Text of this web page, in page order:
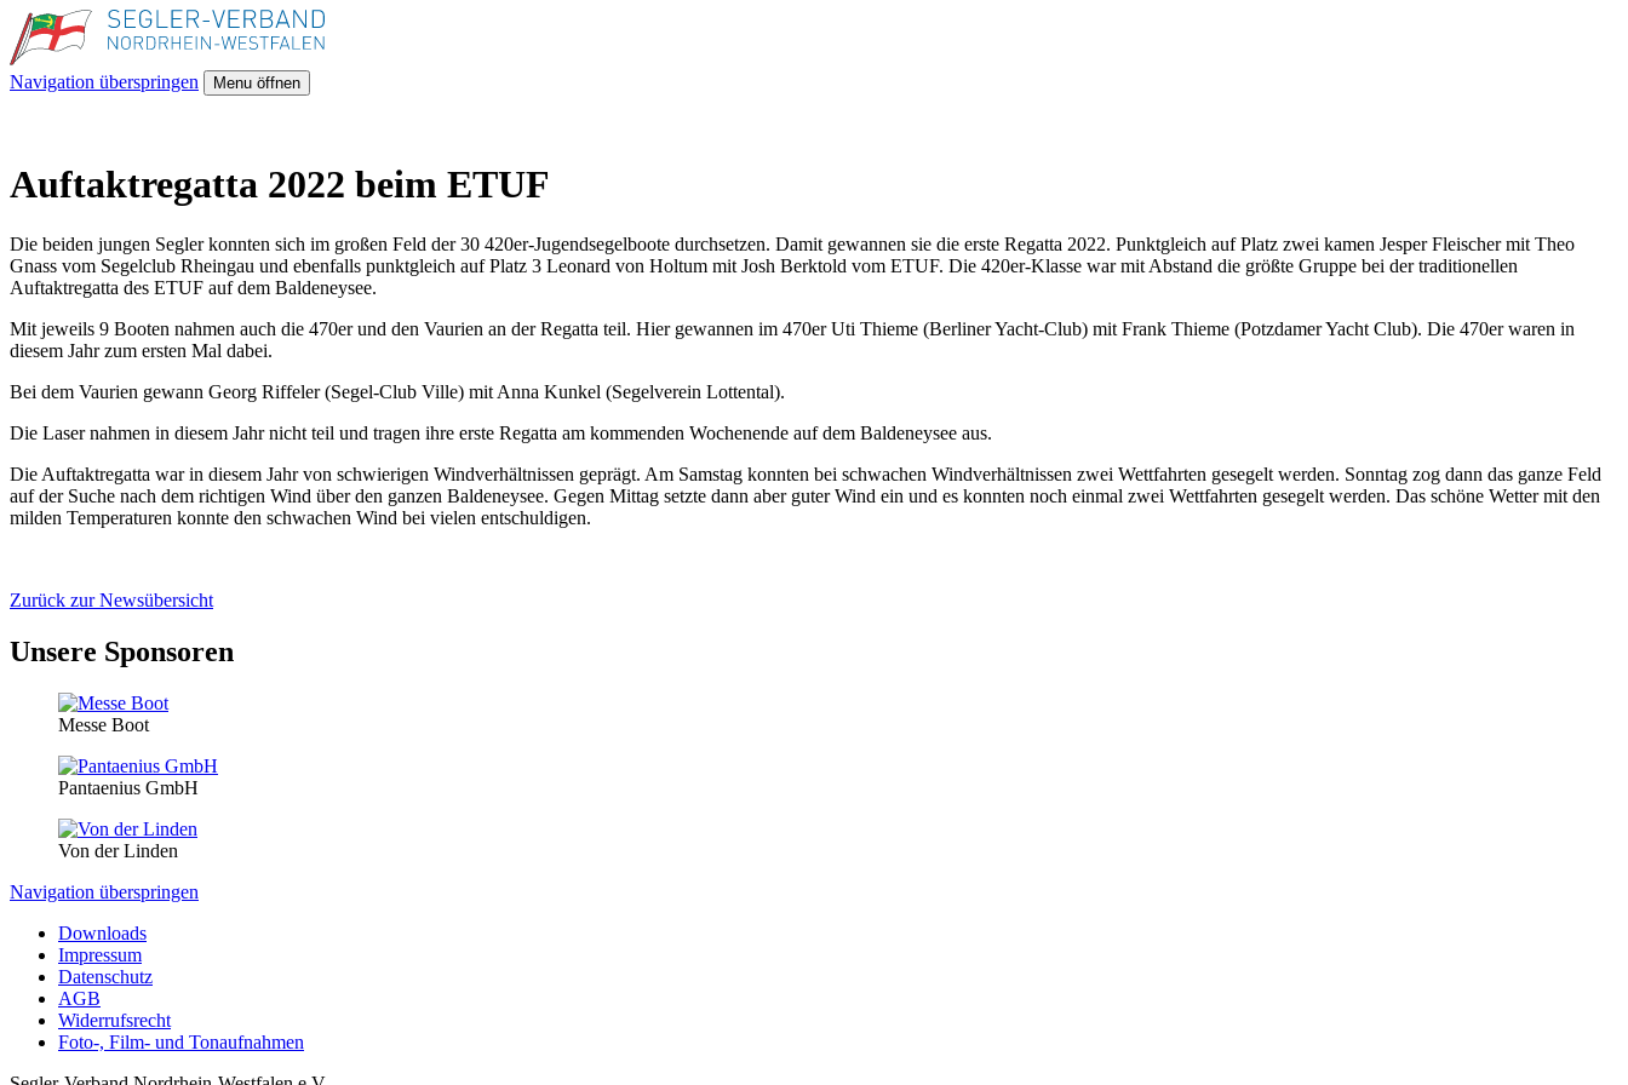
Navigation überspringen Menu öffnen
Auftaktregatta 2022 beim ETUF
Die beiden jungen Segler konnten sich im großen Feld der 30 420er-Jugendsegelboote durchsetzen. Damit gewannen sie die erste Regatta 2022. Punktgleich auf Platz zwei kamen Jesper Fleischer mit Theo
Gnass vom Segelclub Rheingau und ebenfalls punktgleich auf Platz 3 Leonard von Holtum mit Josh Berktold vom ETUF. Die 420er-Klasse war mit Abstand die größte Gruppe bei der traditionellen
Auftaktregatta des ETUF auf dem Baldeneysee.
Mit jeweils 9 Booten nahmen auch die 470er und den Vaurien an der Regatta teil. Hier gewannen im 470er Uti Thieme (Berliner Yacht-Club) mit Frank Thieme (Potzdamer Yacht Club). Die 470er waren in
diesem Jahr zum ersten Mal dabei.
Bei dem Vaurien gewann Georg Riffeler (Segel-Club Ville) mit Anna Kunkel (Segelverein Lottental).
Die Laser nahmen in diesem Jahr nicht teil und tragen ihre erste Regatta am kommenden Wochenende auf dem Baldeneysee aus.
Die Auftaktregatta war in diesem Jahr von schwierigen Windverhältnissen geprägt. Am Samstag konnten bei schwachen Windverhältnissen zwei Wettfahrten gesegelt werden. Sonntag zog dann das ganze Feld
auf der Suche nach dem richtigen Wind über den ganzen Baldeneysee. Gegen Mittag setzte dann aber guter Wind ein und es konnten noch einmal zwei Wettfahrten gesegelt werden. Das schöne Wetter mit den
milden Temperaturen konnte den schwachen Wind bei vielen entschuldigen.
Zurück zur Newsübersicht
Unsere Sponsoren
Messe Boot
Pantaenius GmbH
Von der Linden
Navigation überspringen
Downloads
Impressum
Datenschutz
AGB
Widerrufsrecht
Foto-, Film- und Tonaufnahmen